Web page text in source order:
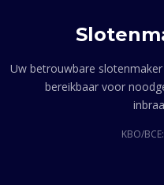
Uw betrouwbare
bereikbaar voor
KBO/